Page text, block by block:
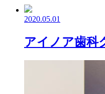
2020.05.01
アイノア歯科